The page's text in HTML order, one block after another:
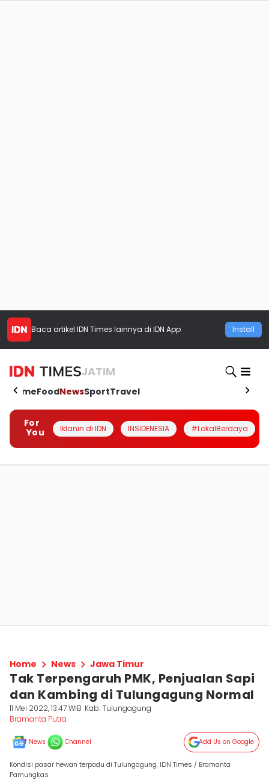
Baca artikel IDN Times lainnya di IDN App Install
JATIM
HomeFoodNewsSportTravel
For
You
Iklanin di IDN INSIDENESIA #LokalBerdaya
Home News Jawa Timur
Tak Terpengaruh PMK, Penjualan Sapi
dan Kambing di Tulungagung Normal
11 Mei 2022, 13:47 WIB Kab. Tulungagung
Bramanta Putra
News Channel Add Us on Google
Kondisi pasar hewan terpadu di Tulungagung. IDN Times / Bramanta
Pamungkas